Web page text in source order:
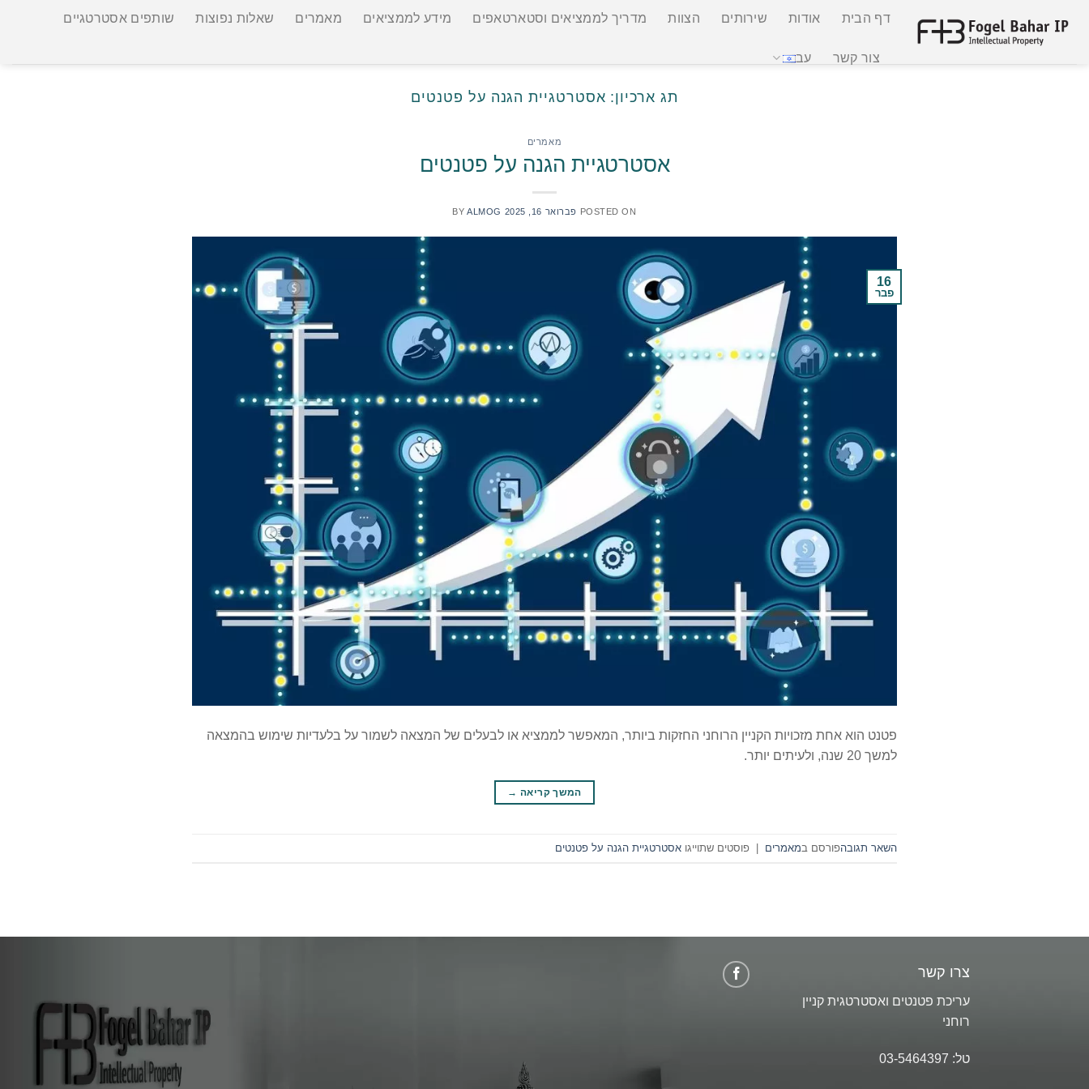
דף הבית אודות שירותים הצוות מדריך לממציאים וסטארטאפים מידע לממציאים מאמרים שאלות נפוצות שותפים אסטרטגיים
צור קשר עב
תג ארכיון: אסטרטגיית הגנה על פטנטים
מאמרים
אסטרטגיית הגנה על פטנטים
POSTED ON פברואר 16, 2025 BYALMOG
16
פבר
פטנט הוא אחת מזכויות הקניין הרוחני החזקות ביותר, המאפשר לממציא או לבעלים של המצאה לשמור על בלעדיות שימוש בהמצאה
למשך 20 שנה, ולעיתים יותר.
המשך קריאה →
פורסם במאמרים | פוסטים שתוייגו אסטרטגיית הגנה על פטנטים השאר תגובה
צרו קשר
עריכת פטנטים ואסטרטגית קניין
רוחני
טל: 03-5464397